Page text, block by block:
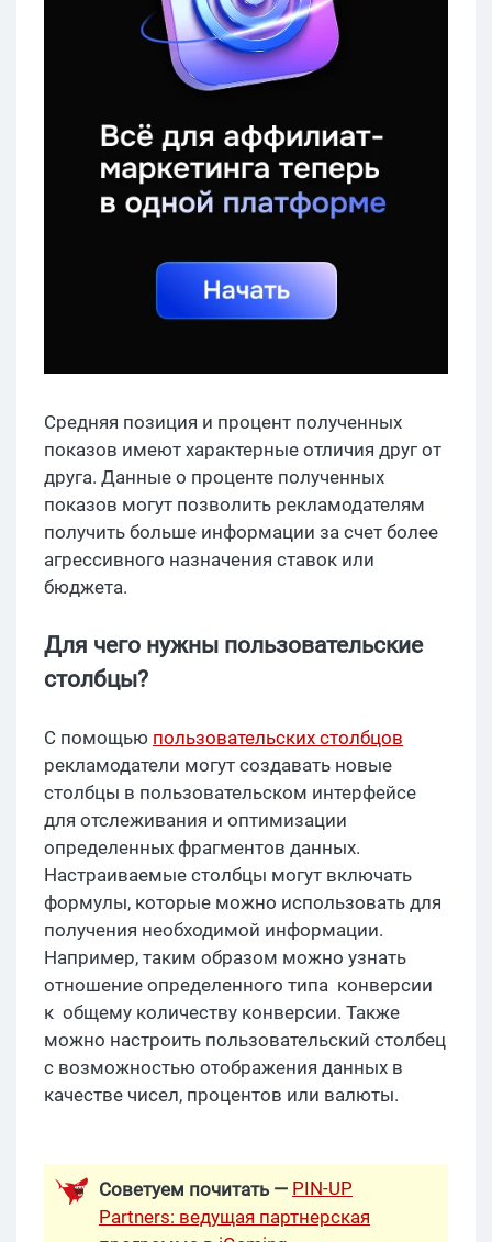
Средняя позиция и процент полученных
показов имеют характерные отличия друг от
друга. Данные о проценте полученных
показов могут позволить рекламодателям
получить больше информации за счет более
агрессивного назначения ставок или
бюджета.
Для чего нужны пользовательские
столбцы?
С помощью пользовательских столбцов
рекламодатели могут создавать новые
столбцы в пользовательском интерфейсе
для отслеживания и оптимизации
определенных фрагментов данных.
Настраиваемые столбцы могут включать
формулы, которые можно использовать для
получения необходимой информации.
Например, таким образом можно узнать
отношение определенного типа конверсии
к общему количеству конверсии. Также
можно настроить пользовательский столбец
с возможностью отображения данных в
качестве чисел, процентов или валюты.
Советуем почитать — PIN-UP
Partners: ведущая партнерская